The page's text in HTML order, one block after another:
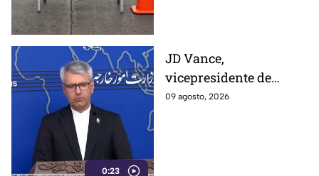
0:23
JD Vance,
vicepresidente de
Estados Unidos,
09 agosto, 2026